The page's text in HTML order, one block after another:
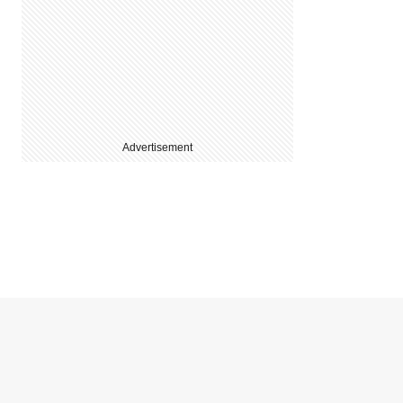
Advertisement